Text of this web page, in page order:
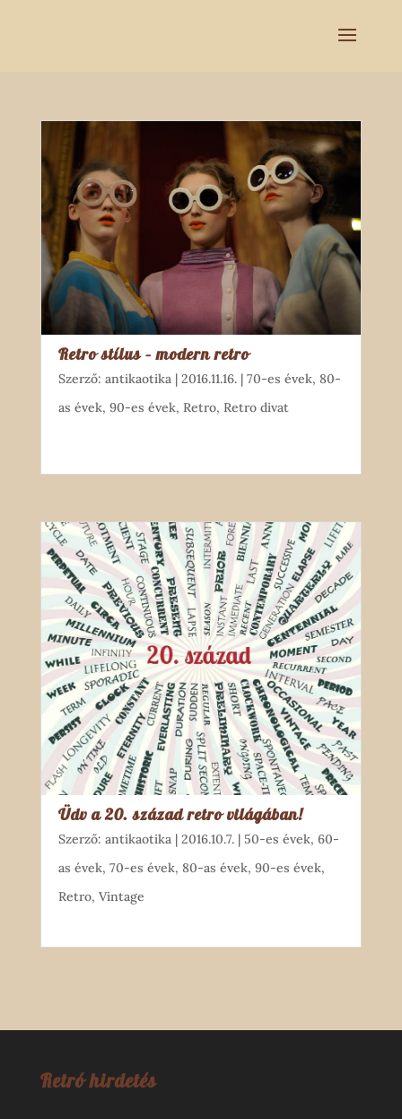
Retro stílus – modern retro
Szerző: antikaotika| 2016.11.16.| 70-es évek, 80-
as évek, 90-es évek, Retro, Retro divat
Üdv a 20. század retro világában!
Szerző: antikaotika| 2016.10.7.| 50-es évek, 60-
as évek, 70-es évek, 80-as évek, 90-es évek,
Retro, Vintage
Retró hirdetés